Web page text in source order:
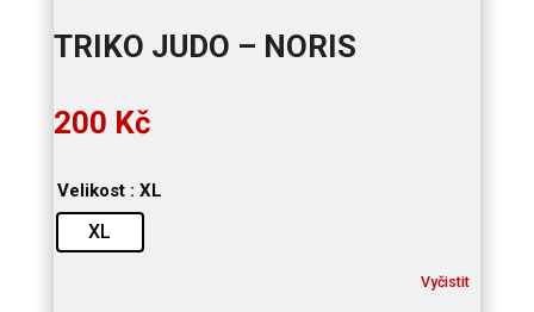
TRIKO JUDO – NORIS
200 Kč
Velikost : XL
XL
Vyčistit